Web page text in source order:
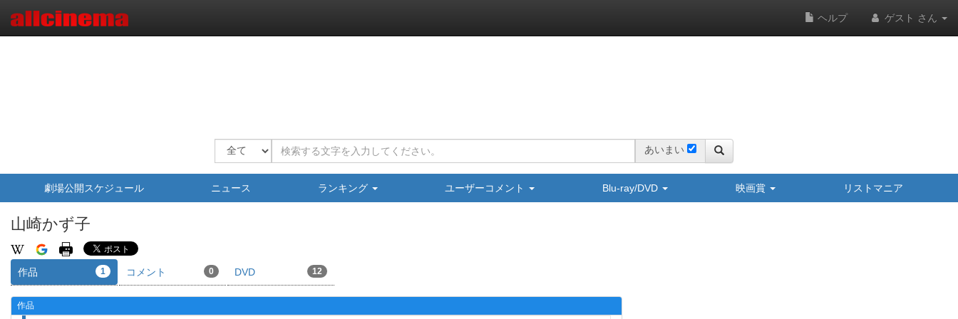
ヘルプ ゲスト さん
あいまい
劇場公開スケジュール ニュース ランキング ユーザーコメント Blu-ray/DVD 映画賞 リストマニア
山崎かず子
作品 1 コメント 0 DVD 12
作品